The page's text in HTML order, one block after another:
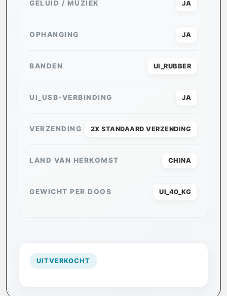
GELUID / MUZIEK JA
OPHANGING JA
BANDEN UI_RUBBER
UI_USB-VERBINDING JA
VERZENDING 2X STANDAARD VERZENDING
LAND VAN HERKOMST CHINA
GEWICHT PER DOOS UI_40_KG
UITVERKOCHT